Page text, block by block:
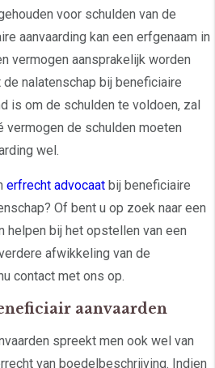
voor schulden van de
aanvaarding kan een erfgenaam in
vermogen aansprakelijk worden
nalatenschap bij beneficiaire
is om de schulden te voldoen, zal
vermogen de schulden moeten
wel.
erfrecht advocaat bij beneficiaire
Of bent u op zoek naar een
helpen bij het opstellen van een
afwikkeling van de
contact met ons op.
aanvaarden
spreekt men ook wel van
van boedelbeschrijving. Indien